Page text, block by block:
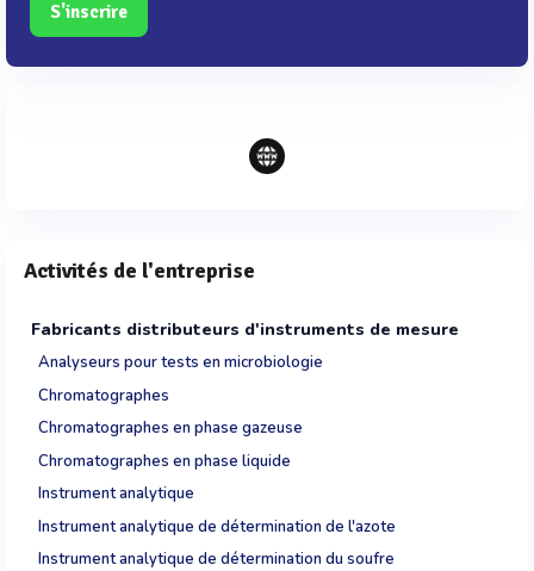
S'inscrire
Activités de l'entreprise
Fabricants distributeurs d'instruments de mesure
Analyseurs pour tests en microbiologie
Chromatographes
Chromatographes en phase gazeuse
Chromatographes en phase liquide
Instrument analytique
Instrument analytique de détermination de l'azote
Instrument analytique de détermination du soufre